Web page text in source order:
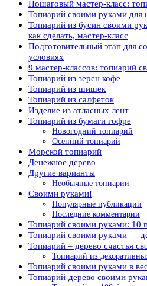
Пошаговый мастер-класс:
Топиарий своими руками
Топиарий из бусин своими
как сделать, мастер-класс
Подготовительный этап для
условиях
9 мастер-классов: топиарий
Топиарий из зерен кофе
Топиарий из шишек
Топиарий из салфеток
Изделие из атласных лент
Топиарий из бумаги гофре
Новогодний топиарий
Осенний топиарий
Морской топиарий
Денежное дерево
Другие варианты
Необычные топиарии
Своими руками!
Популярные публикации
Последние комментарии
Топиарий своими руками: 10
Топиарий своими руками —
Топиарий – дерево счастья
Топиарий из
Топиарий своими руками в
Топиарий-дерево своими